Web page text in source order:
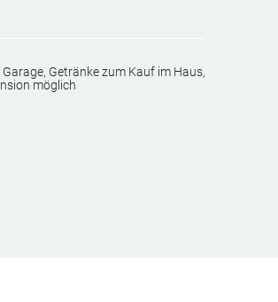
Getränke zum Kauf im Haus,
möglich